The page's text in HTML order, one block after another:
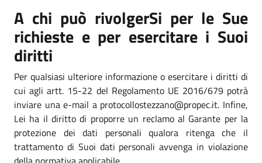
A chi può rivolgerSi per le Sue
richieste e per esercitare i Suoi
diritti
Per qualsiasi ulteriore informazione o esercitare i diritti di
cui agli artt. 15-22 del Regolamento UE 2016/679 potrà
inviare una e-mail a protocollostezzano@propec.it. Infine,
Lei ha il diritto di proporre un reclamo al Garante per la
protezione dei dati personali qualora ritenga che il
trattamento di Suoi dati personali avvenga in violazione